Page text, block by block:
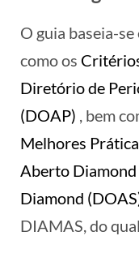
O guia baseia-
como os
Diretório de
(DOAP) , bem
Melhores
Aberto Diamond
Diamond
DIAMAS, do